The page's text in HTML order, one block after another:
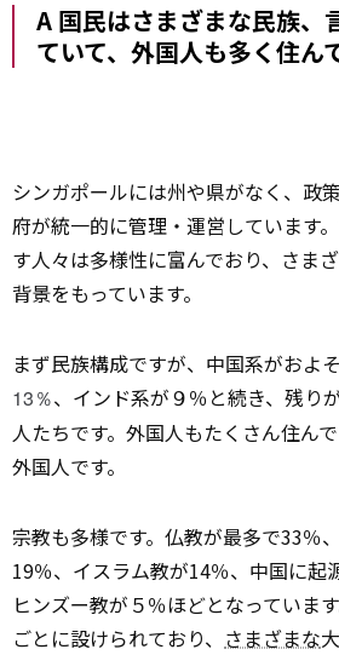
A 国民はさまざまな民族、
ていて、外国人も多く住ん
シンガポールには州や県がなく、政
府が統一的に管理・運営しています
す人々は多様性に富んでおり、さま
背景をもっています。
まず民族構成ですが、中国系がおよ
13％、インド系が９％と続き、残り
人たちです。外国人もたくさん住ん
外国人です。
宗教も多様です。仏教が最多で33％
19％、イスラム教が14％、中国に起
ヒンズー教が５％ほどとなっていま
ごとに設けられており、 さまざまな